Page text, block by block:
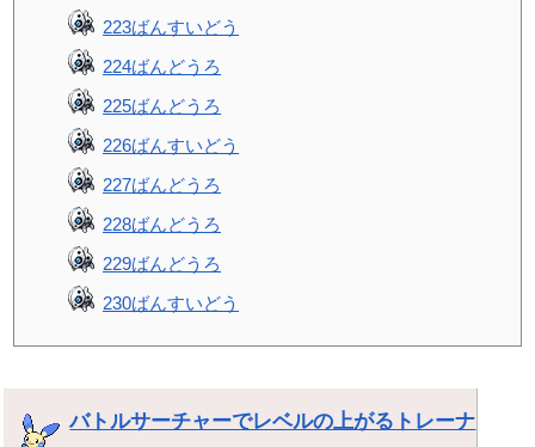
223ばんすいどう
224ばんどうろ
225ばんどうろ
226ばんすいどう
227ばんどうろ
228ばんどうろ
229ばんどうろ
230ばんすいどう
バトルサーチャーでレベルの上がるトレーナ